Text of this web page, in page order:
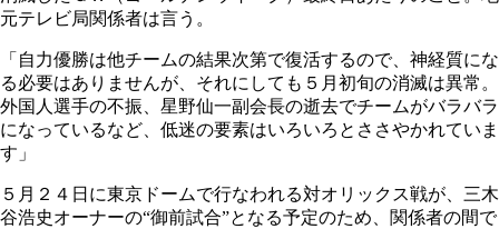
元テレビ局関係者は言う。
「自力優勝は他チームの結果次第で復活するので、神経質にな
る必要はありませんが、それにしても５月初旬の消滅は異常。
外国人選手の不振、星野仙一副会長の逝去でチームがバラバラ
になっているなど、低迷の要素はいろいろとささやかれていま
す」
５月２４日に東京ドームで行なわれる対オリックス戦が、三木
谷浩史オーナーの“御前試合”となる予定のため、関係者の間で